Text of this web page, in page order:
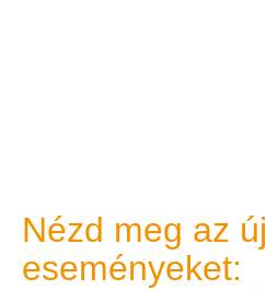
Nézd meg az új
eseményeket: